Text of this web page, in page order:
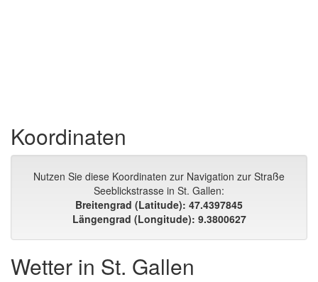
Koordinaten
Nutzen Sie diese Koordinaten zur Navigation zur Straße
Seeblickstrasse in St. Gallen:
Breitengrad (Latitude): 47.4397845
Längengrad (Longitude): 9.3800627
Wetter in St. Gallen